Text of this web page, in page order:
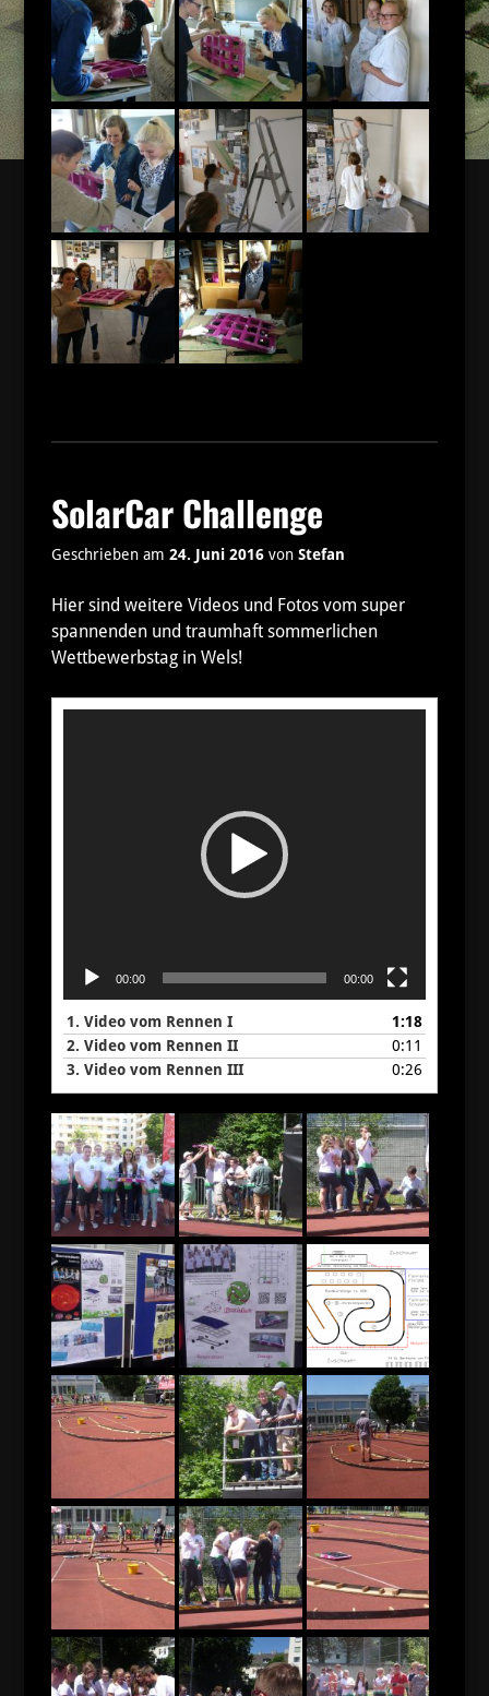
SolarCar Challenge
Geschrieben am 24. Juni 2016von Stefan
Hier sind weitere Videos und Fotos vom super
spannenden und traumhaft sommerlichen
Wettbewerbstag in Wels!
00:00 00:00
1. Video vom Rennen I
1:18
2. Video vom Rennen II
0:11
3. Video vom Rennen III 0:26